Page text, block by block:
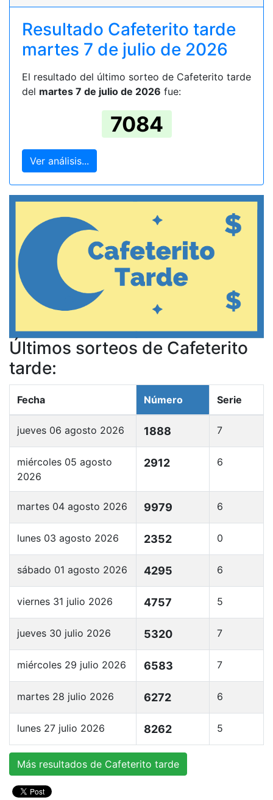
Resultado Cafeterito tarde
martes 7 de julio de 2026
El resultado del último sorteo de Cafeterito tarde
del martes 7 de julio de 2026 fue:
7084
Ver análisis...
Últimos sorteos de Cafeterito
tarde:
Fecha Número Serie
jueves 06 agosto 2026 1888 7
miércoles 05 agosto
2026
2912 6
martes 04 agosto 2026 9979 6
lunes 03 agosto 2026 2352 0
sábado 01 agosto 2026 4295 6
viernes 31 julio 2026 4757 5
jueves 30 julio 2026 5320 7
miércoles 29 julio 2026 6583 7
martes 28 julio 2026 6272 6
lunes 27 julio 2026 8262 5
Más resultados de Cafeterito tarde